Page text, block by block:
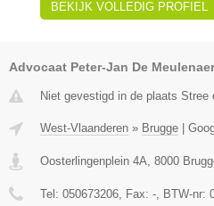
BEKIJK VOLLEDIG PROFIEL
Advocaat Peter-Jan De
Niet gevestigd in de plaats Stree
West-Vlaanderen » Brugge
Oosterlingenplein 4A, 8000
Tel: 050673206, Fax: -, BTW-nr: